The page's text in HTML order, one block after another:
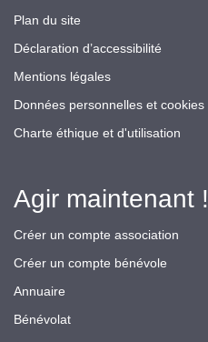
Plan du site
Déclaration d’accessibilité
Mentions légales
Données personnelles et cookies
Charte éthique et d'utilisation
Agir maintenant !
Créer un compte association
Créer un compte bénévole
Annuaire
Bénévolat